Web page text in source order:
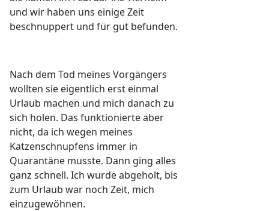
und wir haben uns einige Zeit
beschnuppert und für gut befunden.
Nach dem Tod meines Vorgängers
wollten sie eigentlich erst einmal
Urlaub machen und mich danach zu
sich holen. Das funktionierte aber
nicht, da ich wegen meines
Katzenschnupfens immer in
Quarantäne musste. Dann ging alles
ganz schnell. Ich wurde abgeholt, bis
zum Urlaub war noch Zeit, mich
einzugewöhnen.